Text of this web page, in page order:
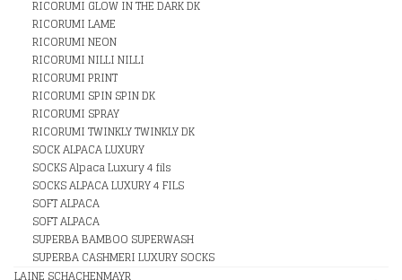
RICORUMI GLOW IN THE DARK DK
RICORUMI LAME
RICORUMI NEON
RICORUMI NILLI NILLI
RICORUMI PRINT
RICORUMI SPIN SPIN DK
RICORUMI SPRAY
RICORUMI TWINKLY TWINKLY DK
SOCK ALPACA LUXURY
SOCKS Alpaca Luxury 4 fils
SOCKS ALPACA LUXURY 4 FILS
SOFT ALPACA
SOFT ALPACA
SUPERBA BAMBOO SUPERWASH
SUPERBA CASHMERI LUXURY SOCKS
LAINE SCHACHENMAYR